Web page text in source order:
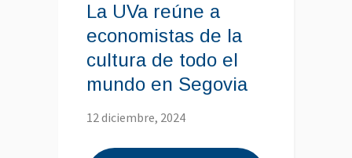
La UVa reúne a
economistas de la
cultura de todo el
mundo en Segovia
12 diciembre, 2024